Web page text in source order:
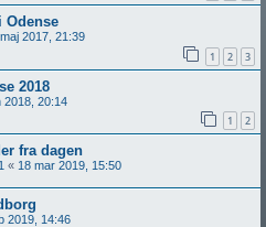
Odense
2017, 21:39
1 2 3
2018
2018, 20:14
1 2
fra dagen
« 18 mar 2019, 15:50
2019, 14:46